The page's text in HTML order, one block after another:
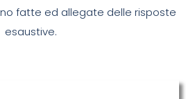
fatte ed allegate delle risposte
esaustive.